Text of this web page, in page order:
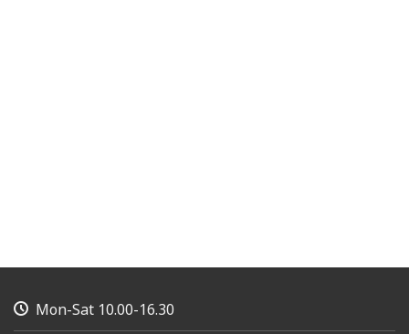
Mon-Sat 10.00-16.30